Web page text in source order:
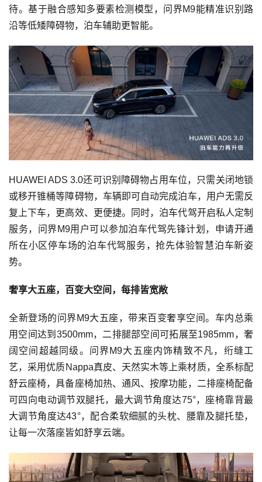
待。基于融合感知多要素检测模型，问界M9能精准识别路
沿等低矮障碍物，泊车辅助更智能。
HUAWEI ADS 3.0还可识别障碍物占用车位，只需关闭地锁
或移开锥桶等障碍物，车辆即可自动完成泊车，用户无需反
复上下车，更高效、更便捷。同时，泊车代驾开启私人定制
服务，问界M9用户可以参加泊车代驾先锋计划，申请开通
所在小区停车场的泊车代驾服务，抢先体验智慧泊车新姿
势。
奢享大五座，百变大空间，每排皆宽敞
全新登场的问界M9大五座，带来百变奢享空间。车内总乘
用空间达到3500mm，二排腿部空间可拓展至1985mm，奢
阔空间超越同级。问界M9大五座内饰精致不凡，绗缝工
艺，采用优质Nappa真皮、天然实木等上乘材质，全系标配
舒云座椅，具备座椅加热、通风、按摩功能，二排座椅配备
可四向电动调节双腿托，最大调节角度达75°，座椅靠背最
大调节角度达43°，配合柔软细腻的头枕、腰靠及腿托垫，
让每一次落座皆如舒享云端。